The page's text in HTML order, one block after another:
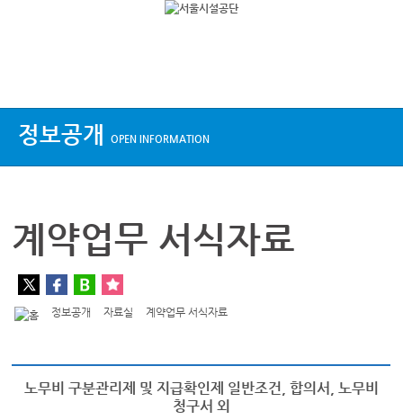
정보공개 OPEN INFORMATION
계약업무 서식자료
정보공개 자료실 계약업무 서식자료
노무비 구분관리제 및 지급확인제 일반조건, 합의서, 노무비
청구서 외